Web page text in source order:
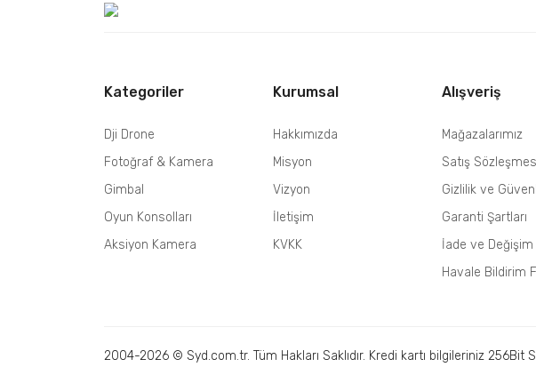
Kategoriler
Dji Drone
Fotoğraf & Kamera
Gimbal
Oyun Konsolları
Aksiyon Kamera
Kurumsal
Hakkımızda
Misyon
Vizyon
İletişim
KVKK
Alışveriş
Mağazalarımız
Satış
Gizlilik ve
Garanti Şartları
İade ve Değişim
Havale Bildirim
2004-2026 © Syd.com.tr. Tüm Hakları Saklıdır. Kredi kartı bilgileriniz 256Bit